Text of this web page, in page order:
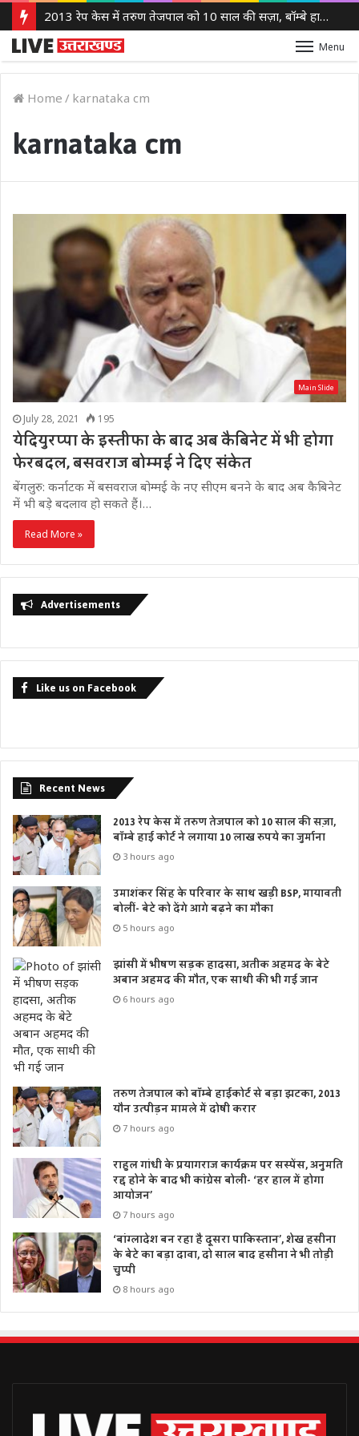
2013 रेप केस में तरुण तेजपाल को 10 साल की सज़ा, बॉम्बे हाई कोर्ट ने लगाया 10 लाख रुपये का जुर्माना
Menu
Home / karnataka cm
karnataka cm
Main Slide
July 28, 2021 195
येदियुरप्पा के इस्तीफा के बाद अब कैबिनेट में भी होगा
फेरबदल, बसवराज बोम्मई ने दिए संकेत
बेंगलुरु: कर्नाटक में बसवराज बोम्मई के नए सीएम बनने के बाद अब कैबिनेट
में भी बड़े बदलाव हो सकते हैं।…
Read More »
Advertisements
Like us on Facebook
Recent News
2013 रेप केस में तरुण तेजपाल को 10 साल की सज़ा,
बॉम्बे हाई कोर्ट ने लगाया 10 लाख रुपये का जुर्माना
3 hours ago
उमाशंकर सिंह के परिवार के साथ खड़ी BSP, मायावती
बोलीं- बेटे को देंगे आगे बढ़ने का मौका
5 hours ago
झांसी में भीषण सड़क हादसा, अतीक अहमद के बेटे
अबान अहमद की मौत, एक साथी की भी गई जान
6 hours ago
तरुण तेजपाल को बॉम्बे हाईकोर्ट से बड़ा झटका, 2013
यौन उत्पीड़न मामले में दोषी करार
7 hours ago
राहुल गांधी के प्रयागराज कार्यक्रम पर सस्पेंस, अनुमति
रद्द होने के बाद भी कांग्रेस बोली- ‘हर हाल में होगा
आयोजन’
7 hours ago
‘बांग्लादेश बन रहा है दूसरा पाकिस्तान’, शेख हसीना
के बेटे का बड़ा दावा, दो साल बाद हसीना ने भी तोड़ी
चुप्पी
8 hours ago